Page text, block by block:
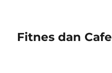
Fitnes dan Cafe